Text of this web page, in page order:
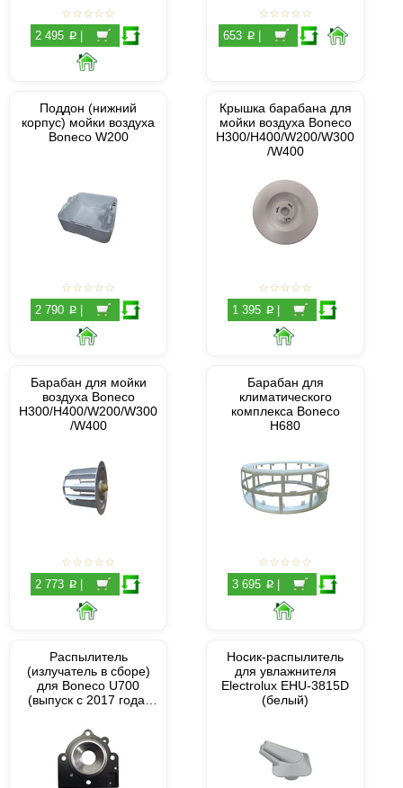
2 495 p 653 p
Поддон (нижний
корпус) мойки воздуха
Boneco W200
2 790 p
Крышка барабана для
мойки воздуха Boneco
H300/H400/W200/W300
/W400
1 395 p
Барабан для мойки
воздуха Boneco
H300/H400/W200/W300
/W400
2 773 p
Барабан для
климатического
комплекса Boneco
H680
3 695 p
Распылитель
(излучатель в сборе)
для Boneco U700
(выпуск с 2017 года)
Носик-распылитель
для увлажнителя
Electrolux EHU-3815D
(белый)